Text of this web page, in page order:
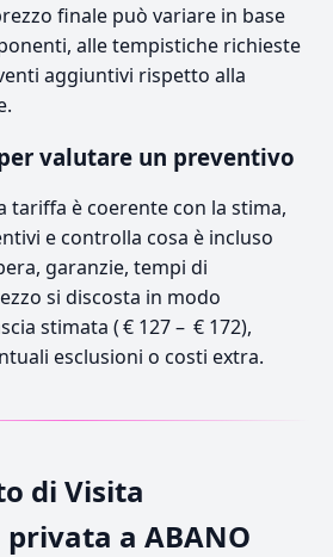
finale può variare in base
alle tempistiche richieste
aggiuntivi rispetto alla
valutare un preventivo
tariffa è coerente con la stima,
e controlla cosa è incluso
garanzie, tempi di
si discosta in modo
stimata ( € 127 – € 172),
esclusioni o costi extra.
di Visita
a ABANO